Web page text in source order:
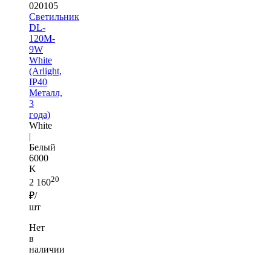
020105
Светильник
DL-
120M-
9W
White
(Arlight,
IP40
Металл,
3
года)
White
|
Белый
6000
K
2 16020
₽/
шт
Нет
в
наличии